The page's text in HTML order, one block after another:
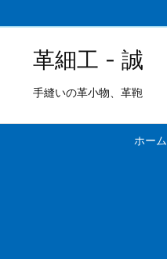
革細工 - 誠
手縫いの革小物、革鞄
ホーム